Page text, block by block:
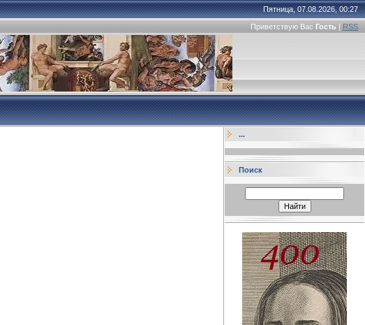
Пятница, 07.08.2026, 00:27
Приветствую Вас Гость | RSS
...
Поиск